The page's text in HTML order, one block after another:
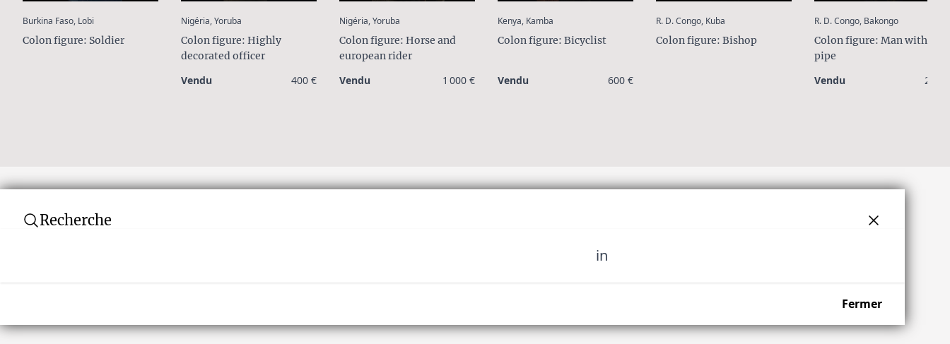
Burkina Faso, Lobi
Colon figure: Soldier
Nigéria, Yoruba
Colon figure: Highly
decorated officer
Vendu 400 €
Nigéria, Yoruba
Colon figure: Horse and
european rider
Vendu 1 000 €
Kenya, Kamba
Colon figure: Bicyclist
Vendu 600 €
R. D. Congo, Kuba
Colon figure: Bishop
R. D. Congo, Bakongo:
Colon figure: Man with
pipe
Vendu 240 €
Recherche
in
Fermer